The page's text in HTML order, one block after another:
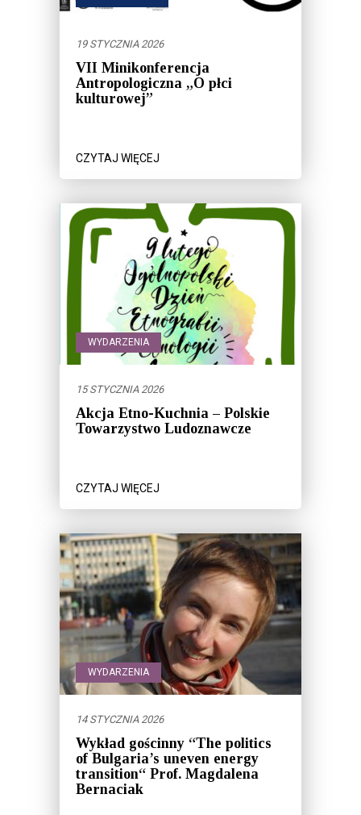
19 STYCZNIA 2026
VII Minikonferencja
Antropologiczna „O płci
kulturowej”
CZYTAJ WIĘCEJ
WYDARZENIA
15 STYCZNIA 2026
Akcja Etno-Kuchnia – Polskie
Towarzystwo Ludoznawcze
CZYTAJ WIĘCEJ
WYDARZENIA
14 STYCZNIA 2026
Wykład gościnny “The politics
of Bulgaria’s uneven energy
transition“ Prof. Magdalena
Bernaciak